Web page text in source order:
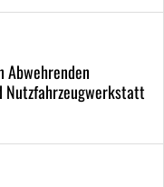
Nutzfahrzeugwerkstatt